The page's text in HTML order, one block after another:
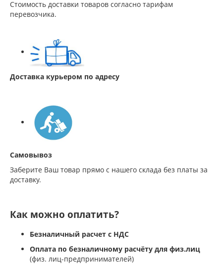
Стоимость доставки товаров согласно тарифам
перевозчика.
Доставка курьером по адресу
Самовывоз
Заберите Ваш товар прямо с нашего склада без платы за
доставку.
Как можно оплатить?
Безналичный расчет с НДС
Оплата по безналичному расчёту для физ.лиц
(физ. лиц-предпринимателей)